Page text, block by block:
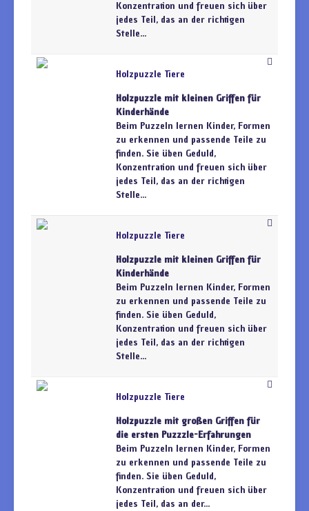
Konzentration und freuen sich über
jedes Teil, das an der richtigen
Stelle...
Holzpuzzle Tiere
Holzpuzzle mit kleinen Griffen für
Kinderhände
Beim Puzzeln lernen Kinder, Formen
zu erkennen und passende Teile zu
finden. Sie üben Geduld,
Konzentration und freuen sich über
jedes Teil, das an der richtigen
Stelle...
Holzpuzzle Tiere
Holzpuzzle mit kleinen Griffen für
Kinderhände
Beim Puzzeln lernen Kinder, Formen
zu erkennen und passende Teile zu
finden. Sie üben Geduld,
Konzentration und freuen sich über
jedes Teil, das an der richtigen
Stelle...
Holzpuzzle Tiere
Holzpuzzle mit großen Griffen für
die ersten Puzzzle-Erfahrungen
Beim Puzzeln lernen Kinder, Formen
zu erkennen und passende Teile zu
finden. Sie üben Geduld,
Konzentration und freuen sich über
jedes Teil, das an der...